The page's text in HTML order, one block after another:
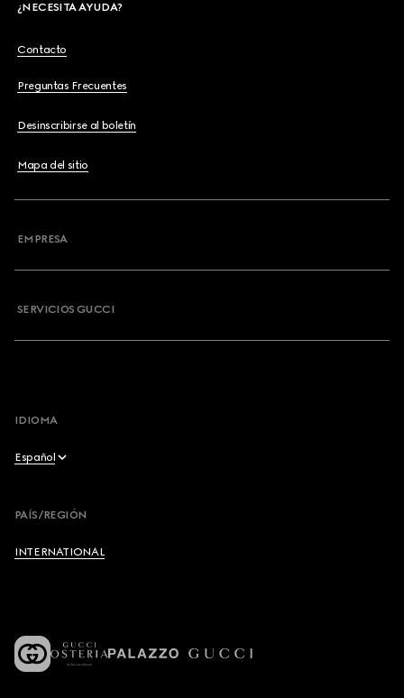
¿NECESITA AYUDA?
Contacto
Preguntas Frecuentes
Desinscribirse al boletín
Mapa del sitio
EMPRESA
SERVICIOS GUCCI
IDIOMA
Español
Français
PAÍS/REGIÓN
INTERNATIONAL